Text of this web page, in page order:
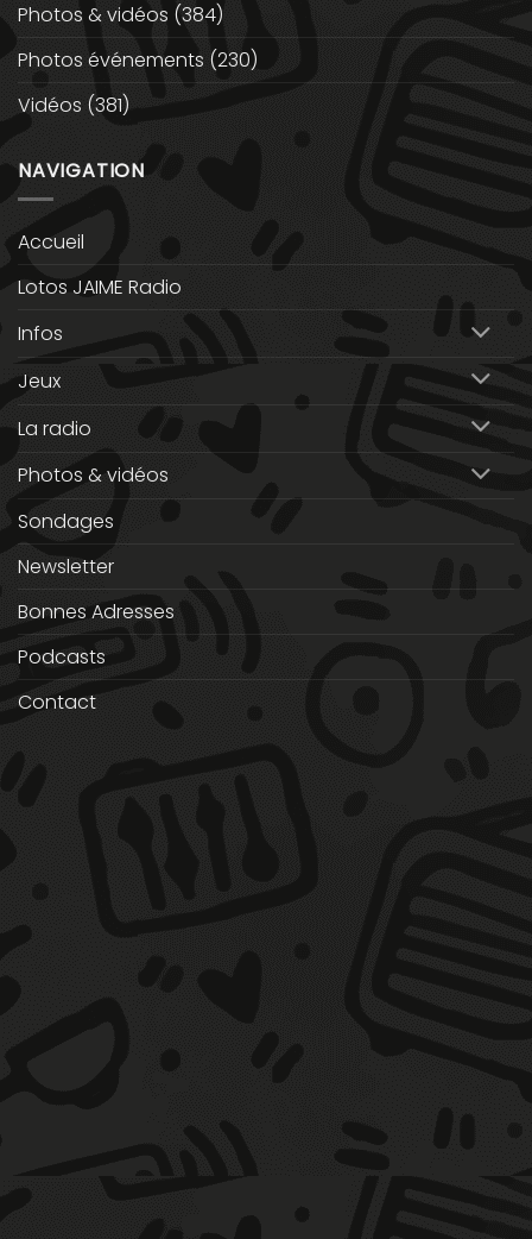
Photos & vidéos (384)
Photos événements (230)
Vidéos (381)
NAVIGATION
Accueil
Lotos JAIME Radio
Infos
Jeux
La radio
Photos & vidéos
Sondages
Newsletter
Bonnes Adresses
Podcasts
Contact